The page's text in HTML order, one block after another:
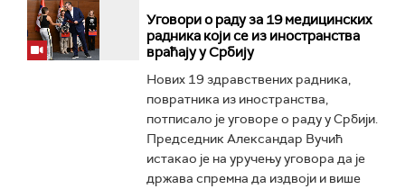
Уговори о раду за 19 медицинских
радника који се из иностранства
враћају у Србију
Нових 19 здравствених радника,
повратника из иностранства,
потписало је уговоре о раду у Србији.
Председник Александар Вучић
истакао је на уручењу уговора да је
држава спремна да издвоји и више